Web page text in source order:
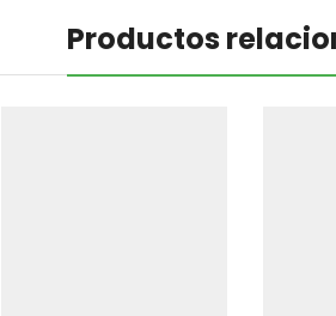
Productos